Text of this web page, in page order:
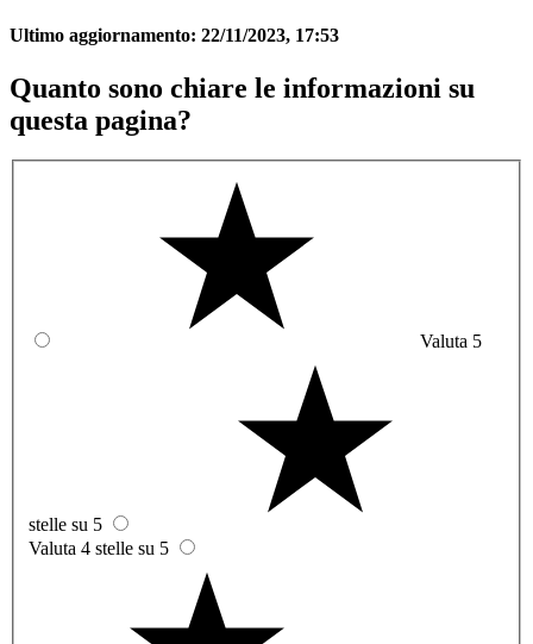
Ultimo aggiornamento: 22/11/2023, 17:53
Quanto sono chiare le informazioni su
questa pagina?
Valuta 5
stelle su 5
Valuta 4 stelle su 5